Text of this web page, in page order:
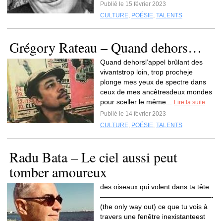
Publié le 15 février 2023
CULTURE, POÉSIE, TALENTS
Grégory Rateau – Quand dehors…
Quand dehorsl’appel brûlant des
vivantstrop loin, trop procheje
plonge mes yeux de spectre dans
ceux de mes ancêtresdeux mondes
pour sceller le même...
Lire la suite
Publié le 14 février 2023
CULTURE, POÉSIE, TALENTS
Radu Bata – Le ciel aussi peut
tomber amoureux
des oiseaux qui volent dans ta tête
————————————————-
(the only way out) ce que tu vois à
travers une fenêtre inexistanteest